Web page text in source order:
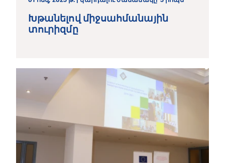
Խթանելով միջսահմանային
տուրիզմը